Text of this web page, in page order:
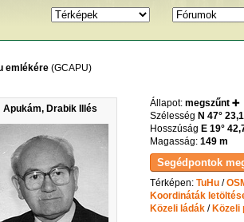
emlékére (GCAPU)
Apukám, Drabik Illés Állapot: megszűnt ➕
Szélesség N 47°
Hosszúság E 19°
Magasság: 149 m
Térképen: TuHu/
Koordináták
Közeli ládák/Közeli